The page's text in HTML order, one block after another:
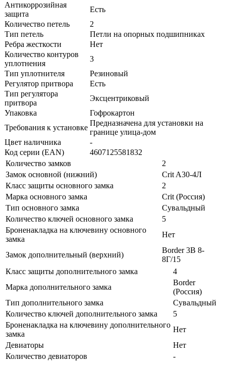
Антикоррозийная
защита
Есть
Количество петель
2
Тип петель
Петли на опорных подшипниках
Ребра жесткости
Нет
Количество контуров
уплотнения
3
Тип уплотнителя
Резиновый
Регулятор притвора
Есть
Тип регулятора
притвора
Эксцентриковый
Упаковка
Гофрокартон
Требования к установке
Предназначена для установки на
границе улица-дом
Цвет наличника
-
Код серии (EAN)
4607125581832
Количество замков
2
Замок основной (нижний)
Crit A30-4Л
Класс защиты основного замка
2
Марка основного замка
Crit (Россия)
Тип основного замка
Сувальдный
Количество ключей основного замка
5
Броненакладка на ключевину основного
замка
Нет
Замок дополнительный (верхний)
Border 3В 8-
8Г/15
Класс защиты дополнительного замка
4
Марка дополнительного замка
Border
(Россия)
Тип дополнительного замка
Сувальдный
Количество ключей дополнительного замка
5
Броненакладка на ключевину дополнительного
замка
Нет
Девиаторы
Нет
Количество девиаторов
-